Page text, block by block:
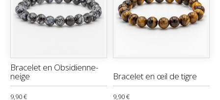
Bracelet en Obsidienne-
neige
9,90 €
Bracelet en œil de tigre
9,90 €